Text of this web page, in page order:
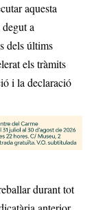
aquesta
a
dels últims
els tràmits
i la declaració
durant tot